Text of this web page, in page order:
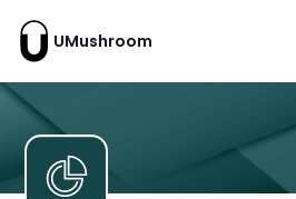
UMushroom